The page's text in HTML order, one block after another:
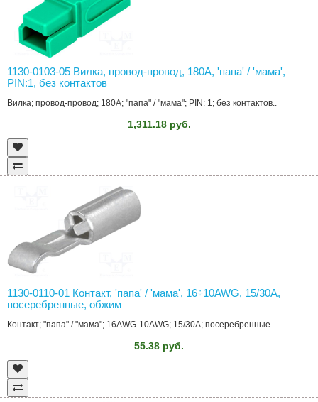
1130-0103-05 Вилка, провод-провод, 180A, 'папа' / 'мама',
PIN:1, без контактов
Вилка; провод-провод; 180A; "папа" / "мама"; PIN: 1; без контактов..
1,311.18 руб.
1130-0110-01 Контакт, 'папа' / 'мама', 16÷10AWG, 15/30A,
посеребренные, обжим
Контакт; "папа" / "мама"; 16AWG-10AWG; 15/30A; посеребренные..
55.38 руб.